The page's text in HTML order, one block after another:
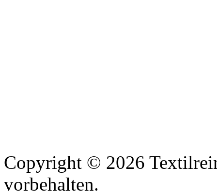
Copyright © 2026
vorbehalten.